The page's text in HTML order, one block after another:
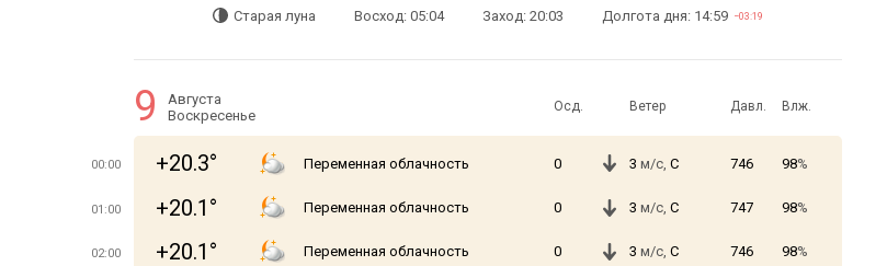
Старая луна Восход: 05:04 Заход: 20:03 Долгота дня: 14:59 −03:19
9
Августа
Воскресенье
Осд. Ветер Давл. Влж.
00:00 +20.3° Переменная облачность 0 3 м/с, С 746 98%
01:00 +20.1° Переменная облачность 0 3 м/с, С 747 98%
02:00 +20.1° Переменная облачность 0 3 м/с, С 746 98%